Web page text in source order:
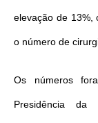
elevação de 13%,
o número de
Os números
Presidência